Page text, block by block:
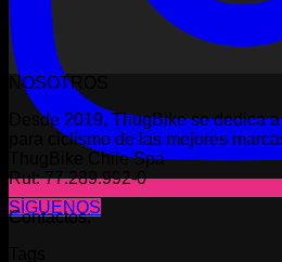
SÍGUENOS
NOSOTROS
Desde 2019, ThugBike se dedica
para ciclismo de las mejores
ThugBike Chile Spa
Rut: 77.289.992-0
Contactos: